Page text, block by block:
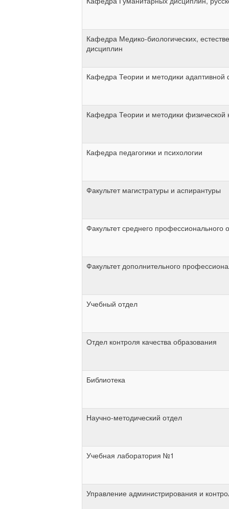
Кафедра Медико-биологических,
дисциплин
Кафедра Теории и методики адаптивной
Кафедра Теории и методики физической
Кафедра педагогики и психологии
Факультет магистратуры и аспирантуры
Факультет среднего профессионального
Факультет дополнительного
Учебный отдел
Отдел контроля качества образования
Библиотека
Научно-методический отдел
Учебная лаборатория №1
Управление администрирования и